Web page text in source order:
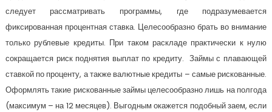
следует рассматривать программы, где подразумевается
фиксированная процентная ставка. Целесообразно брать во внимание
только рублевые кредиты. При таком раскладе практически к нулю
сокращается риск поднятия выплат по кредиту. Займы с плавающей
ставкой по проценту, а также валютные кредиты – самые рискованные.
Оформлять такие рискованные займы целесообразно лишь на полгода
(максимум – на 12 месяцев). Выгодным окажется подобный заем, если